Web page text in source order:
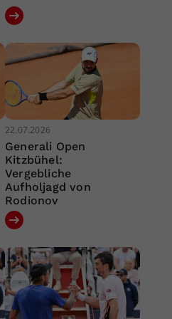
22.07.2026
Generali Open
Kitzbühel:
Vergebliche
Aufholjagd von
Rodionov